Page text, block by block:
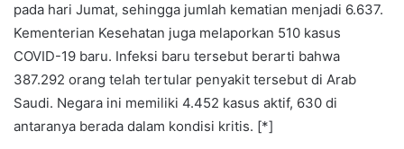
pada hari Jumat, sehingga jumlah kematian menjadi 6.637.
Kementerian Kesehatan juga melaporkan 510 kasus
COVID-19 baru. Infeksi baru tersebut berarti bahwa
387.292 orang telah tertular penyakit tersebut di Arab
Saudi. Negara ini memiliki 4.452 kasus aktif, 630 di
antaranya berada dalam kondisi kritis. [*]